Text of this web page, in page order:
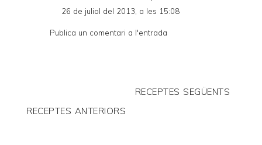
26 de juliol del 2013, a les 15:08
Publica un comentari a l'entrada
RECEPTES SEGÜENTS
RECEPTES ANTERIORS